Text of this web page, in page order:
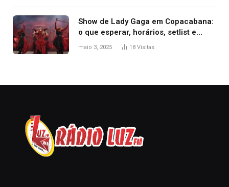
Show de Lady Gaga em Copacabana:
o que esperar, horários, setlist e
onde assistir
maio 3, 2025 18 Visitas